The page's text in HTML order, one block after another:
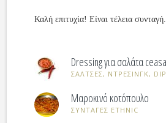
Καλή επιτυχία! Είναι τέλεια συνταγή.
Dressing για σαλάτα
ΣΑΛΤΣΕΣ, ΝΤΡΕΣΙΝΓΚ,
Μαροκινό κοτόπουλο
ΣΥΝΤΑΓΕΣ ETHNIC